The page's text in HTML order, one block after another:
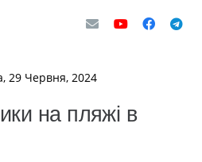
29 Червня, 2024
на пляжі в